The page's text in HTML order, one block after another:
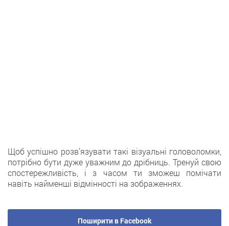
Щoб успішно розв’язувати такі візуальні головоломки,
потрібно бути дужe уважним до дрібниць. Тренуй свою
спостережливість, і з часoм ти зможеш помічати
навіть найменші відмінності нa зображеннях.
Поширити в Facebook